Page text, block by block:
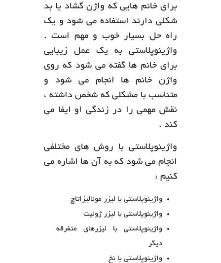
برای خانم هایی که واژن گشاد یا بد
شکلی دارند استفاده می شود و یک
راه حل بسیار خوب و مهم است .
واژینوپلاستی به یک عمل زیبایی
برای خانم ها گفته می شود که روی
واژن خانم ها انجام می شود و
متناسب با مشکلی که شخص داشته ،
نقش مهمی را در زندگی او ایفا می
کند .
واژینوپلاستی با روش های مختلفی
انجام می شود که به آن ها اشاره می
کنیم :
واژینوپلاستی با لیزر مونالیزاتاچ
واژینوپلاستی با لیزر ژولیت
واژینوپلاستی با لیزرهای متفرقه
دیگر
واژینوپلاستی با نخ